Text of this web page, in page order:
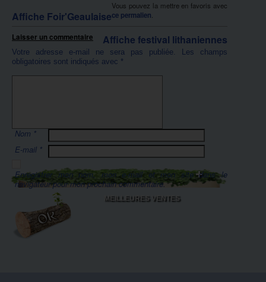
Affiche Foir'Geaulaise
Affiche festival lithaniennes
Vous pouvez la mettre en favoris avec
ce permalien
Laisser un commentaire
Votre adresse e-mail ne sera pas publiée.
Les champs
obligatoires sont indiqués avec *
Nom *
E-mail *
Enregistrer mon nom, mon e-mail et mon site dans le
navigateur pour mon prochain commentaire.
MEILLEURES VENTES